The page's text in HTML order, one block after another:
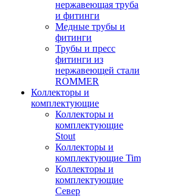
нержавеющая труба
и фитинги
Медные трубы и
фитинги
Трубы и пресс
фитинги из
нержавеющей стали
ROMMER
Коллекторы и
комплектующие
Коллекторы и
комплектующие
Stout
Коллекторы и
комплектующие Tim
Коллекторы и
комплектующие
Север